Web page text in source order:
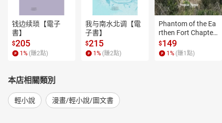
钱边续琐【電子
書】
$205
1 % (賺2點)
我与南水北调【電
子書】
$215
1 % (賺2點)
Phantom of the Ea
rthen Fort Chapter
4【有聲書】
$149
1 % (賺1 點)
本店相關類別
輕小說 漫畫/輕小說/圖文書